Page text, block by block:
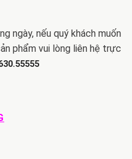
ngày, nếu quý khách muốn
phẩm vui lòng liên hệ trực